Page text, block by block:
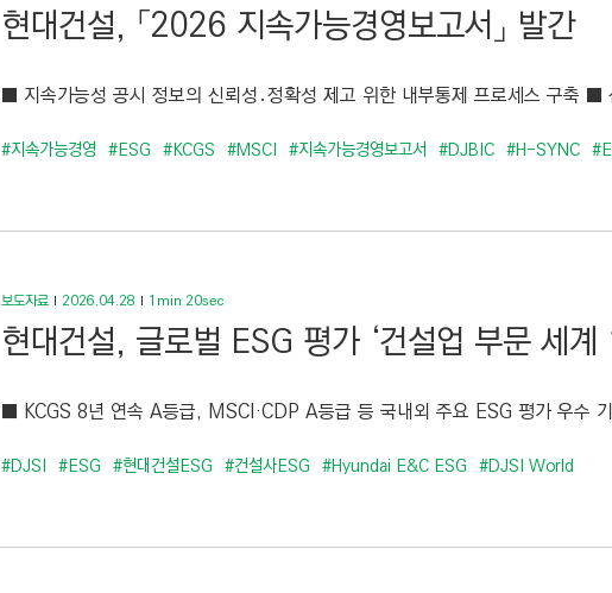
현대건설, 「2026 지속가능경영보고서」 발간
■ 지속가능성 공시 정보의 신뢰성․정확성 제고 위한 내부통제 프로세스 구축 ■
#지속가능경영 #ESG #KCGS #MSCI #지속가능경영보고서 #DJBIC #H-SYNC
보도자료 2026.04.28 1min 20sec
현대건설, 글로벌 ESG 평가 ‘건설업 부문 세계
■ KCGS 8년 연속 A등급, MSCI·CDP A등급 등 국내외 주요 ESG 평가 우수
#DJSI #ESG #현대건설ESG #건설사ESG #Hyundai E&C ESG #DJSI World